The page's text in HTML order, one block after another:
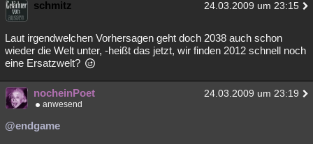
schmitz 24.03.2009 um 23:15
Laut irgendwelchen Vorhersagen geht doch 2038 auch schon
wieder die Welt unter, -heißt das jetzt, wir finden 2012 schnell noch
eine Ersatzwelt?
nocheinPoet 24.03.2009 um 23:19
anwesend
@endgame